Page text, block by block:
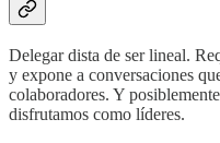
Delegar dista de ser lineal.
y expone a conversaciones
colaboradores. Y
disfrutamos como líderes.